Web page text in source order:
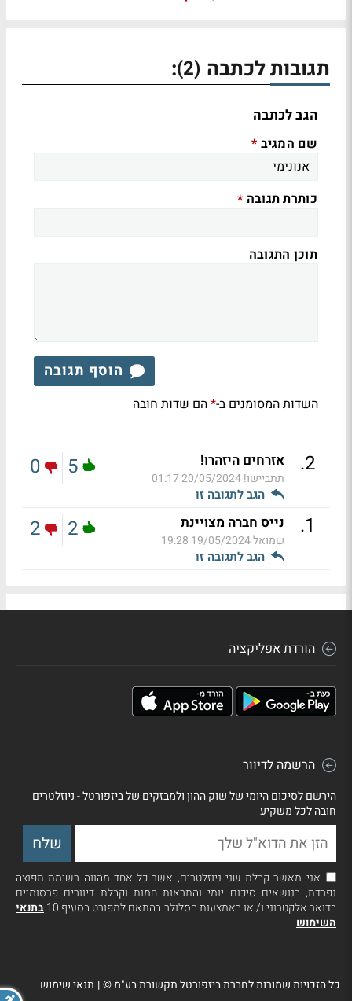
תגובות לכתבה (2)
:
הגב לכתבה
שם המגיב *
כותרת תגובה *
תוכן התגובה
הוסף תגובה
השדות המסומנים ב-*הם שדות חובה
2
. אזרחים היזהרו!
תתביישו!20/05/2024 01:17
הגב לתגובה זו
5
0
1
. נייס חברה מצויינת
שמואל19/05/2024 19:28
הגב לתגובה זו
2
2
הורדת אפליקציה
הרשמה לדיוור
הירשם לסיכום היומי של שוק ההון ולמבזקים של ביזפורטל - ניוזלטרים
חובה לכל משקיע
אני מאשר קבלת שני ניוזלטרים, אשר כל אחד מהווה רשימת תפוצה
נפרדת, בנושאים סיכום יומי והתראות חמות וקבלת דיוורים פרסומיים
בדואר אלקטרוני ו/ או באמצעות הסלולר בהתאם למפורט בסעיף 10
בתנאי
השימוש
כל הזכויות שמורות לחברת ביזפורטל תקשורת בע"מ ©| תנאי שימוש